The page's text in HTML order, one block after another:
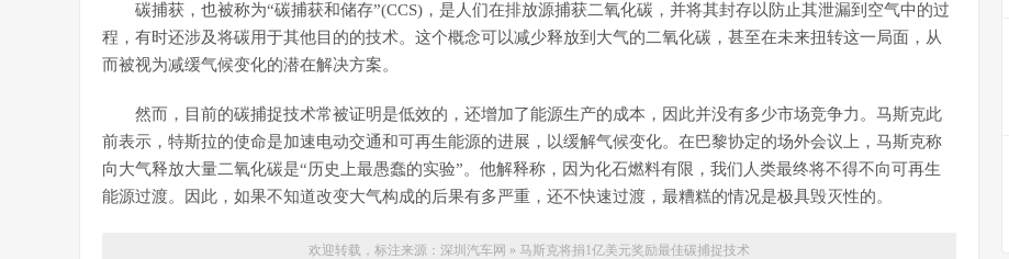
碳捕获，也被称为“碳捕获和储存”(CCS)，是人们在排放源捕获二氧化碳，并将其封存以防止其泄漏到空气中的过
程，有时还涉及将碳用于其他目的的技术。这个概念可以减少释放到大气的二氧化碳，甚至在未来扭转这一局面，从
而被视为减缓气候变化的潜在解决方案。
然而，目前的碳捕捉技术常被证明是低效的，还增加了能源生产的成本，因此并没有多少市场竞争力。马斯克此
前表示，特斯拉的使命是加速电动交通和可再生能源的进展，以缓解气候变化。在巴黎协定的场外会议上，马斯克称
向大气释放大量二氧化碳是“历史上最愚蠢的实验”。他解释称，因为化石燃料有限，我们人类最终将不得不向可再生
能源过渡。因此，如果不知道改变大气构成的后果有多严重，还不快速过渡，最糟糕的情况是极具毁灭性的。
欢迎转载，标注来源： 深圳汽车网 » 马斯克将捐1亿美元奖励最佳碳捕捉技术